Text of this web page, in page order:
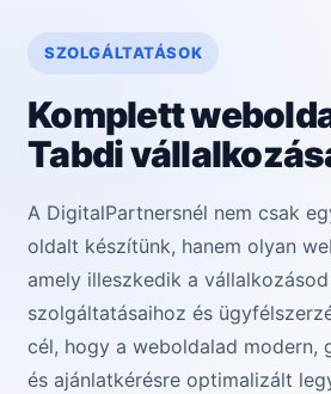
SZOLGÁLTATÁSOK
Komplett
Tabdi
A DigitalPartnersnél nem csak
oldalt készítünk, hanem olyan
amely illeszkedik a
szolgáltatásaihoz és
cél, hogy a weboldalad modern,
és ajánlatkérésre optimalizált